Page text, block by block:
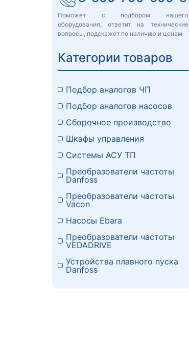
Поможет с подбором нашего
оборудования, ответит на технические
вопросы, подскажет по наличию и ценам
Категории товаров
Подбор аналогов ЧП
Подбор аналогов насосов
Сборочное производство
Шкафы управления
Системы АСУ ТП
Преобразователи частоты
Danfoss
Преобразователи частоты
Vacon
Насосы Ebara
Преобразователи частоты
VEDADRIVE
Устройства плавного пуска
Danfoss